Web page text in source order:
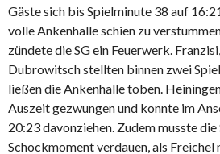
Gäste sich bis Spielminute 38 auf
volle Ankenhalle schien zu
zündete die SG ein Feuerwerk.
Dubrowitsch stellten binnen zwei
ließen die Ankenhalle toben.
Auszeit gezwungen und konnte im
20:23 davonziehen. Zudem musste die
Schockmoment verdauen, als Freichel